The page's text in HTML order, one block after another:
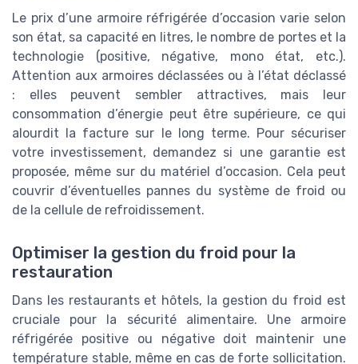
Le prix d’une armoire réfrigérée d’occasion varie selon
son état, sa capacité en litres, le nombre de portes et la
technologie (positive, négative, mono état, etc.).
Attention aux armoires déclassées ou à l’état déclassé
: elles peuvent sembler attractives, mais leur
consommation d’énergie peut être supérieure, ce qui
alourdit la facture sur le long terme. Pour sécuriser
votre investissement, demandez si une garantie est
proposée, même sur du matériel d’occasion. Cela peut
couvrir d’éventuelles pannes du système de froid ou
de la cellule de refroidissement.
Optimiser la gestion du froid pour la
restauration
Dans les restaurants et hôtels, la gestion du froid est
cruciale pour la sécurité alimentaire. Une armoire
réfrigérée positive ou négative doit maintenir une
température stable, même en cas de forte sollicitation.